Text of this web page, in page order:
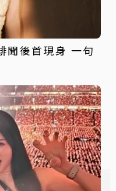
聞後首現身 一句